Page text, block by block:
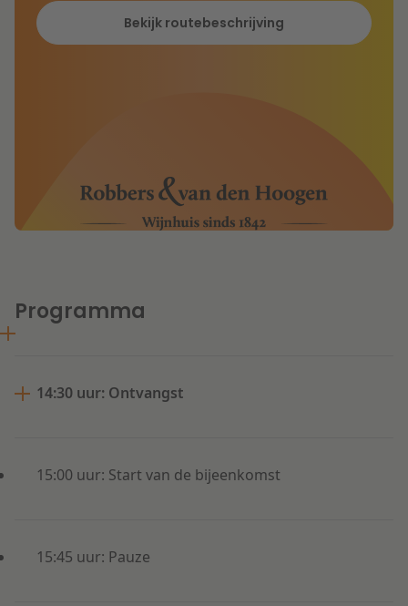
Bekijk routebeschrijving
Programma
14:30 uur: Ontvangst
15:00 uur: Start van de bijeenkomst
15:45 uur: Pauze